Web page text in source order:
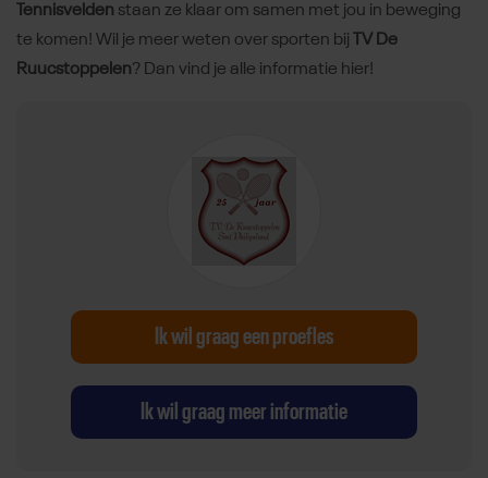
Tennisvelden staan ze klaar om samen met jou in beweging
te komen! Wil je meer weten over sporten bij
TV De
Ruucstoppelen? Dan vind je alle informatie hier!
Ik wil graag een proefles
Ik wil graag meer informatie